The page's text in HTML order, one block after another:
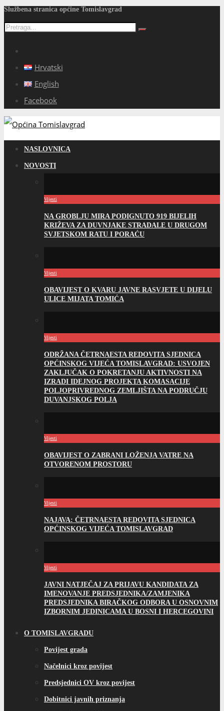
Službena stranica općine Tomislavgrad
Hrvatski
English
Facebook
NASLOVNICA
NOVOSTI
Vijesti
NA GROBLJU MIRA PODIGNUTO 919 BIJELIH
KRIŽEVA ZA DUVNJAKE STRADALE U DRUGOM
SVJETSKOM RATU I PORAĆU
Vijesti
OBAVIJEST O KVARU JAVNE RASVJETE U DIJELU
ULICE MIJATA TOMIĆA
Vijesti
ODRŽANA ČETRNAESTA REDOVITA SJEDNICA
OPĆINSKOG VIJEĆA TOMISLAVGRAD: USVOJEN
ZAKLJUČAK O POKRETANJU AKTIVNOSTI NA
IZRADI IDEJNOG PROJEKTA KOMASACIJE
POLJOPRIVREDNOG ZEMLJIŠTA NA PODRUČJU
DUVANJSKOG POLJA
Vijesti
OBAVIJEST O ZABRANI LOŽENJA VATRE NA
OTVORENOM PROSTORU
Vijesti
NAJAVA: ČETRNAESTA REDOVITA SJEDNICA
OPĆINSKOG VIJEĆA TOMISLAVGRAD
Vijesti
JAVNI NATJEČAJ ZA PRIJAVU KANDIDATA ZA
IMENOVANJE PREDSJEDNIKA/ZAMJENIKA
PREDSJEDNIKA BIRAČKOG ODBORA U OSNOVNIM
IZBORNIM JEDINICAMA U BOSNI I HERCEGOVINI
O TOMISLAVGRADU
Povijest grada
Načelnici kroz povijest
Predsjednici OV kroz povijest
Dobitnici javnih priznanja